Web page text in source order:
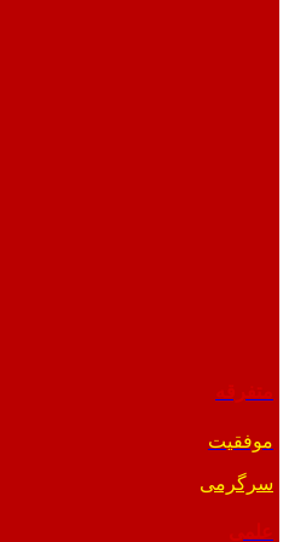
موفقیت
سرگرمی